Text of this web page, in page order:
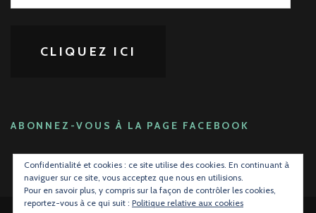
CLIQUEZ ICI
ABONNEZ-VOUS À LA PAGE FACEBOOK
Confidentialité et cookies : ce site utilise des cookies. En continuant à
naviguer sur ce site, vous acceptez que nous en utilisions.
Pour en savoir plus, y compris sur la façon de contrôler les cookies,
reportez-vous à ce qui suit : Politique relative aux cookies